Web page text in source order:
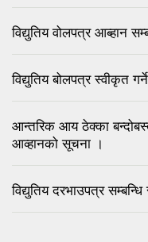
विद्युतिय वोलपत्र आब्हान
विद्युतिय बोलपत्र स्वीकृत
आन्तरिक आय ठेक्का
आव्हानको सूचना ।
विद्युतिय दरभाउपत्र